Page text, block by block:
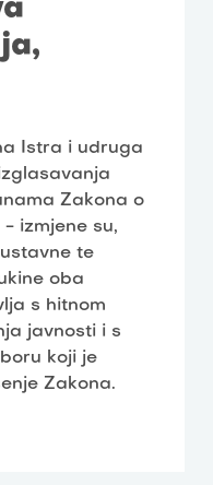
Istra i udruga
Zakona o
izmjene su,
te
oba
s hitnom
javnosti i s
koji je
Zakona.